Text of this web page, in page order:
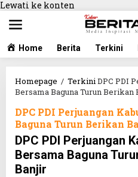
Lewati ke konten
Home Berita Terkini
Homepage / TerkiniDPC PDI
Bersama Baguna Turun Berikan
DPC PDI Perjuangan
Baguna Turun Berikan
DPC PDI Perjuangan
Bersama Baguna
Banjir